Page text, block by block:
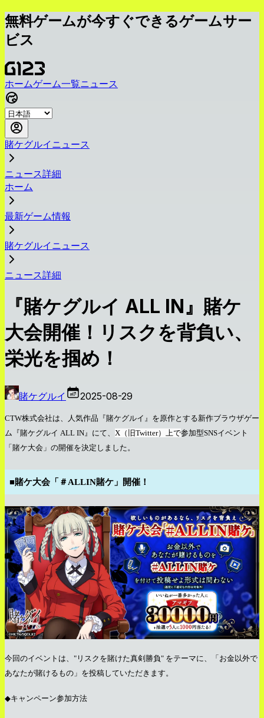
無料ゲームが今すぐできるゲームサー
ビス
ホームゲーム一覧ニュース
賭ケグルイニュース
ニュース詳細
ホーム
最新ゲーム情報
賭ケグルイニュース
ニュース詳細
『賭ケグルイ ALL IN』賭ケ
大会開催！リスクを背負い、
栄光を掴め！
賭ケグルイ 2025-08-29
CTW株式会社は、人気作品『賭ケグルイ』を原作とする新作ブラウザゲー
ム『賭ケグルイ ALL IN 』にて、 X （旧Twitter）上で参加型SNSイベント
「賭ケ大会」の開催を決定しました。
■賭ケ大会「＃ALLIN賭ケ」開催！
今回のイベントは、 " リスクを賭けた真剣勝負" をテーマに、「お金以外で
あなたが賭けるもの」を投稿していただきます。
◆キャンペーン参加方法